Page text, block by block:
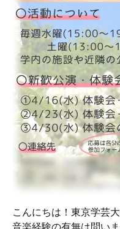
こんにちは！東京学芸